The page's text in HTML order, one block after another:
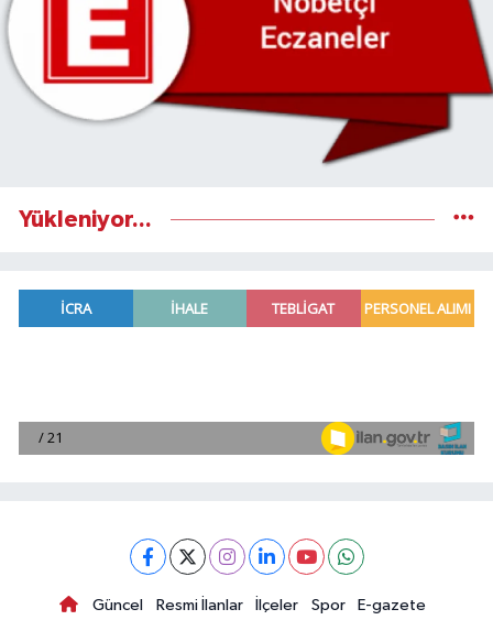
Yükleniyor...
Güncel Resmi İlanlar İlçeler Spor
E-gazete